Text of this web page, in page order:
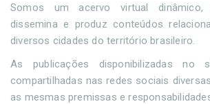
Somos um acervo virtual dinâmico,
dissemina e produz conteúdos
diversos cidades do território brasileiro.
As publicações disponibilizadas no
compartilhadas nas redes sociais
as mesmas premissas e